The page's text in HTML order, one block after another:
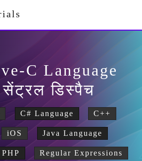
C Language
डिस्पैच
C# Language C++
iOS Java Language
PHP Regular Expressions